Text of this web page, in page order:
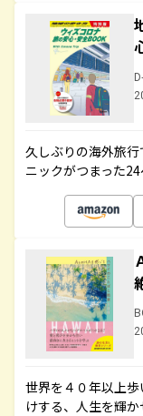
久しぶりの海外旅
ニックがつまった
世界を４０年以上
けする、人生を輝